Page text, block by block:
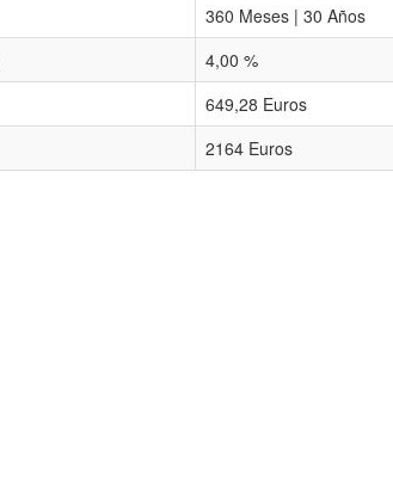
360 Meses | 30 Años
4,00 %
649,28 Euros
2164 Euros